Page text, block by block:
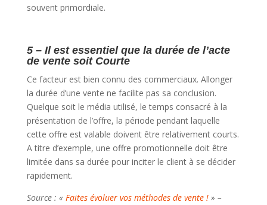
souvent primordiale.
5 – Il est essentiel que la durée de l’acte
de vente soit Courte
Ce facteur est bien connu des commerciaux. Allonger
la durée d’une vente ne facilite pas sa conclusion.
Quelque soit le média utilisé, le temps consacré à la
présentation de l’offre, la période pendant laquelle
cette offre est valable doivent être relativement courts.
A titre d’exemple, une offre promotionnelle doit être
limitée dans sa durée pour inciter le client à se décider
rapidement.
Source : « Faites évoluer vos méthodes de vente !» –